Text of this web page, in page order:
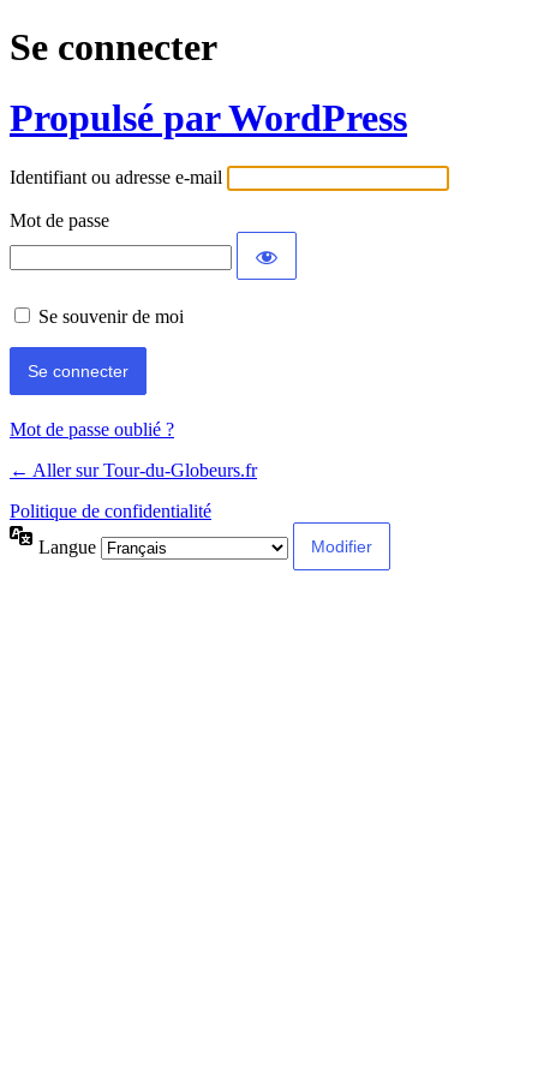
Se connecter
Propulsé par WordPress
Identifiant ou adresse e-mail
Mot de passe
Se souvenir de moi
Mot de passe oublié ?
← Aller sur Tour-du-Globeurs.fr
Politique de confidentialité
Langue